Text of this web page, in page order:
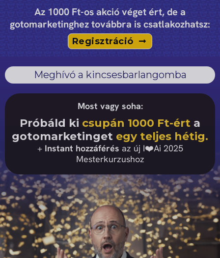
KihagyásAz 1000 Ft-os akció véget ért, de a
gotomarketinghez továbbra is csatlakozhatsz:
Regisztráció
Meghívó a kincsesbarlangomba
Most vagy soha:
Próbáld ki csupán 1000 Ft-ért a
gotomarketinget egy teljes hétig.
+ Instant hozzáférés az új I❤️Ai 2025
Mesterkurzushoz